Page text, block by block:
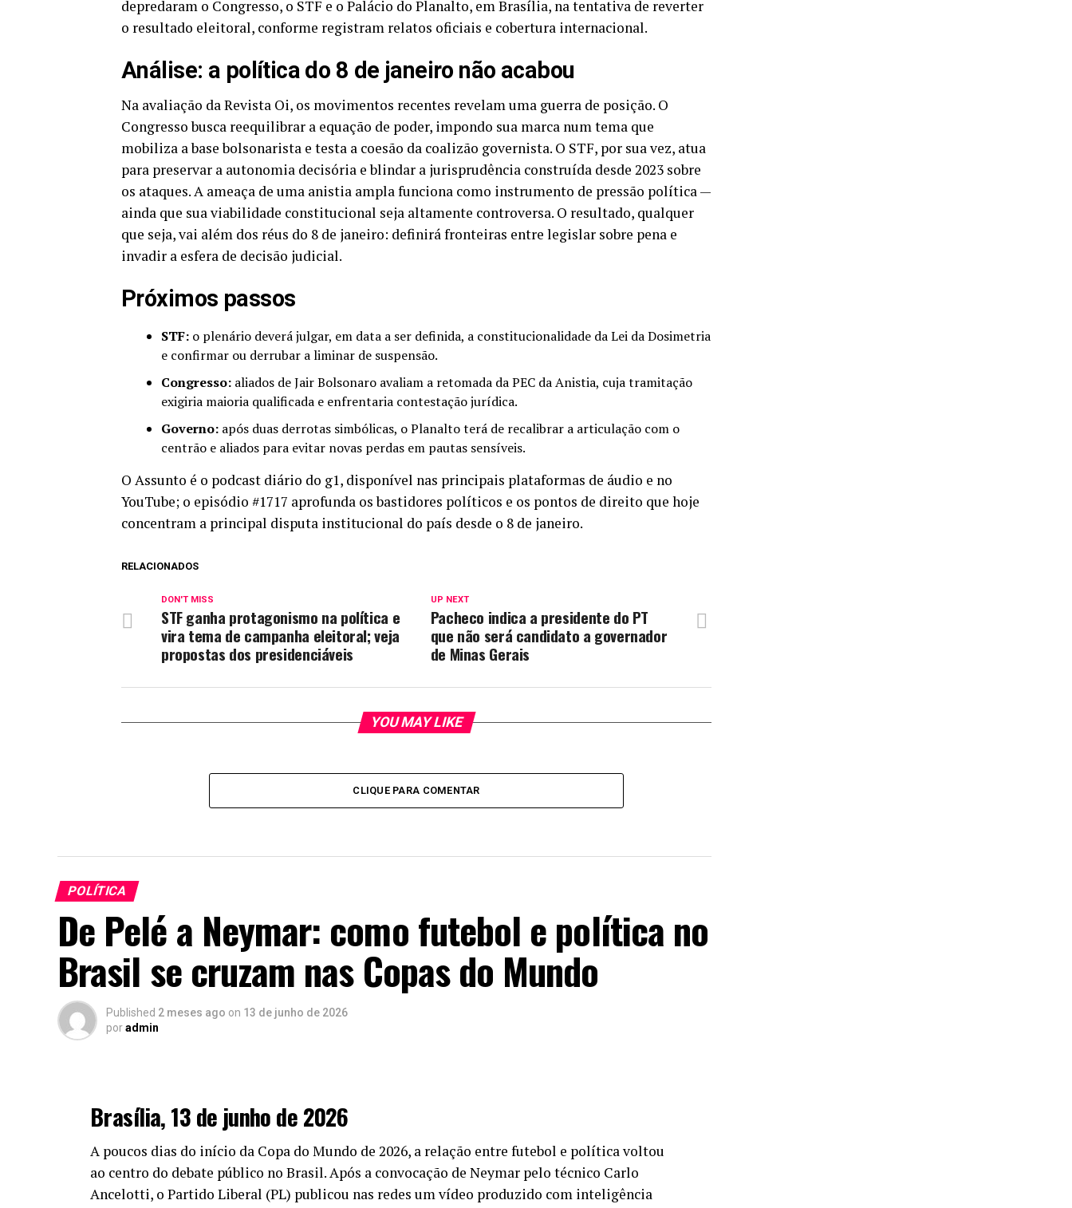
depredaram o Congresso, o STF e o Palácio do Planalto, em Brasília, na tentativa de reverter
o resultado eleitoral, conforme registram relatos oficiais e cobertura internacional.
Análise: a política do 8 de janeiro não acabou
Na avaliação da Revista Oi, os movimentos recentes revelam uma guerra de posição. O
Congresso busca reequilibrar a equação de poder, impondo sua marca num tema que
mobiliza a base bolsonarista e testa a coesão da coalizão governista. O STF, por sua vez, atua
para preservar a autonomia decisória e blindar a jurisprudência construída desde 2023 sobre
os ataques. A ameaça de uma anistia ampla funciona como instrumento de pressão política —
ainda que sua viabilidade constitucional seja altamente controversa. O resultado, qualquer
que seja, vai além dos réus do 8 de janeiro: definirá fronteiras entre legislar sobre pena e
invadir a esfera de decisão judicial.
Próximos passos
STF: o plenário deverá julgar, em data a ser definida, a constitucionalidade da Lei da Dosimetria
e confirmar ou derrubar a liminar de suspensão.
Congresso: aliados de Jair Bolsonaro avaliam a retomada da PEC da Anistia, cuja tramitação
exigiria maioria qualificada e enfrentaria contestação jurídica.
Governo: após duas derrotas simbólicas, o Planalto terá de recalibrar a articulação com o
centrão e aliados para evitar novas perdas em pautas sensíveis.
O Assunto é o podcast diário do g1, disponível nas principais plataformas de áudio e no
YouTube; o episódio #1717 aprofunda os bastidores políticos e os pontos de direito que hoje
concentram a principal disputa institucional do país desde o 8 de janeiro.
RELACIONADOS
UP NEXT
Pacheco indica a presidente do PT
que não será candidato a governador
de Minas Gerais
DON'T MISS
STF ganha protagonismo na política e
vira tema de campanha eleitoral; veja
propostas dos presidenciáveis
YOU MAY LIKE
CLIQUE PARA COMENTAR
POLÍTICA
De Pelé a Neymar: como futebol e política no
Brasil se cruzam nas Copas do Mundo
Published 2 meses ago on 13 de junho de 2026
poradmin
Brasília, 13 de junho de 2026
A poucos dias do início da Copa do Mundo de 2026, a relação entre futebol e política voltou
ao centro do debate público no Brasil. Após a convocação de Neymar pelo técnico Carlo
Ancelotti, o Partido Liberal (PL) publicou nas redes um vídeo produzido com inteligência